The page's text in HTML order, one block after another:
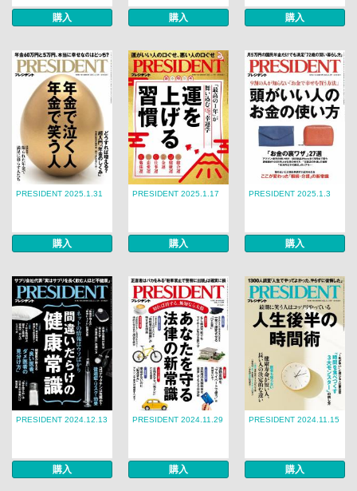
購入 購入 購入
PRESIDENT 2025.1.31
購入
PRESIDENT 2025.1.17
購入
PRESIDENT 2025.1.3
購入
PRESIDENT 2024.12.13
購入
PRESIDENT 2024.11.29
購入
PRESIDENT 2024.11.15
購入